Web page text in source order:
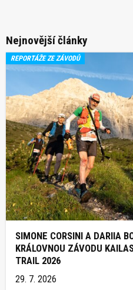
Nejnovější články
REPORTÁŽE ZE ZÁVODŮ
SIMONE CORSINI A DARIIA
KRÁLOVNOU ZÁVODU
TRAIL 2026
29. 7. 2026